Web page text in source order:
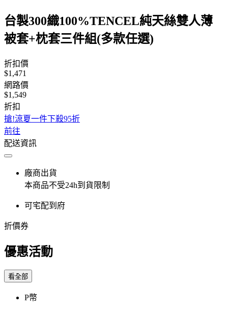
台製300織100%TENCEL純天絲雙人薄
被套+枕套三件組(多款任選)
折扣價
$1,471
網路價
$1,549
折扣
搶!涼夏一件下殺95折
前往
配送資訊
廠商出貨
本商品不受24h到貨限制
可宅配到府
折價券
優惠活動
看全部
P幣